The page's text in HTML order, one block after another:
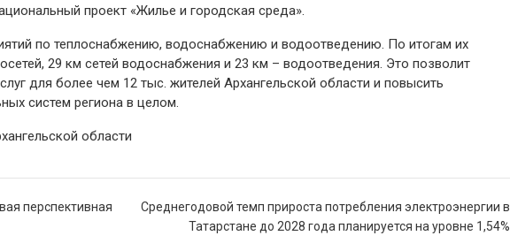
проект «Жилье и городская среда».
по теплоснабжению, водоснабжению и водоотведению. По итогам их
29 км сетей водоснабжения и 23 км – водоотведения. Это позволит
для более чем 12 тыс. жителей Архангельской области и повысить
систем региона в целом.
области
перспективная
Среднегодовой темп прироста потребления электроэнергии в
Татарстане до 2028 года планируется на уровне 1,54%